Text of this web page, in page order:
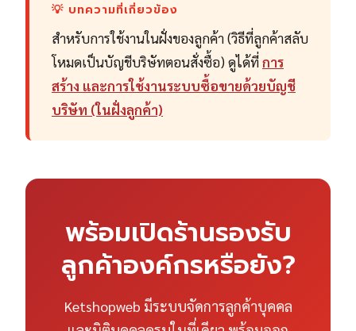
💡 บทความที่เกี่ยวข้อง
สำหรับการใช้งานในฝั่งของลูกค้า (วิธีที่ลูกค้าสลับ
โหมดเป็นบัญชีบริษัทตอนสั่งซื้อ) ดูได้ที่การ
สร้าง และการใช้งานระบบซื้อขายด้วยบัญชี
บริษัท (ในฝั่งลูกค้า)
พร้อมเปิดร้านรองรับ
ลูกค้าองค์กรหรือยัง?
Ketshopweb มีระบบจัดการลูกค้าบุคคล